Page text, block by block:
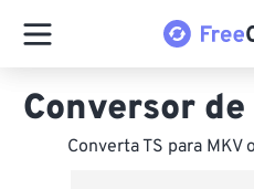
Conversor
Converta TS para